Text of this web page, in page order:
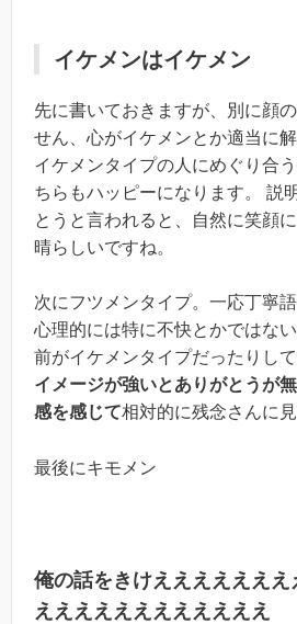
イケメンはイケメン
先に書いておきますが、別に顔
せん、心がイケメンとか適当に解
イケメンタイプの人にめぐり合
ちらもハッピーになります。 説
とうと言われると、自然に笑顔
晴らしいですね。
次にフツメンタイプ。一応丁寧
心理的には特に不快とかではな
前がイケメンタイプだったりして
イメージが強いとありがとうが
感を感じて相対的に残念さんに
最後にキモメン
俺の話をきけえええええええ
ええええええええええええ